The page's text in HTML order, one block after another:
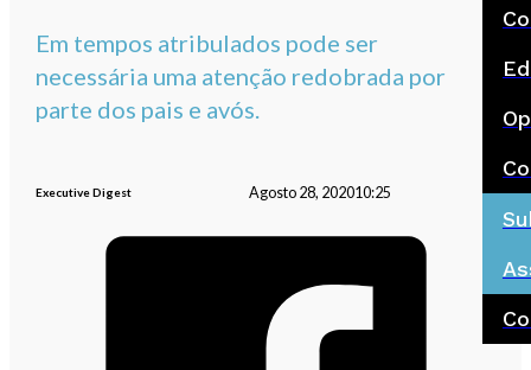
Em tempos atribulados pode ser
necessária uma atenção redobrada por
parte dos pais e avós.
Executive Digest Agosto 28, 202010:25